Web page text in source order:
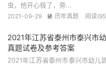
虫，他开心极了，旁...
2021-09-29  历年真题 阅读
2021年江苏省泰州市泰兴市
真题试卷及参考答案
2021年江苏省泰州市泰兴市幼儿